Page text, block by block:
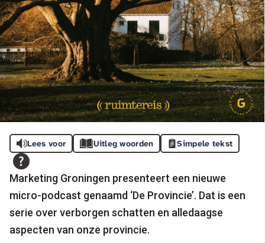
Lees voor Uitleg woorden Simpele tekst
Marketing Groningen presenteert een nieuwe
micro-podcast genaamd ‘De Provincie’. Dat is een
serie over verborgen schatten en alledaagse
aspecten van onze provincie.